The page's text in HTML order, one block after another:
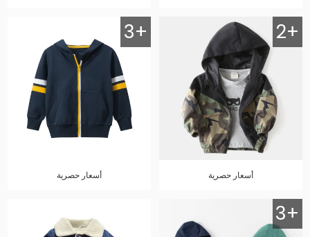
2+
أسعار حصرية
3+
أسعار حصرية
3+